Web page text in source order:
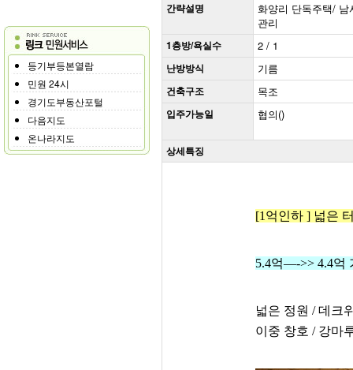
등기부등본열람
민원 24시
경기도부동산포털
다음지도
온나라지도
간략설명
화양리 단독주택/
관리
1층방/욕실수 2 / 1
난방방식 기름
건축구조 목조
입주가능일 협의()
상세특징
[1억인하 ] 넓은
5.4억—->> 4.4억
넓은 정원 / 데크
이중 창호 / 강마